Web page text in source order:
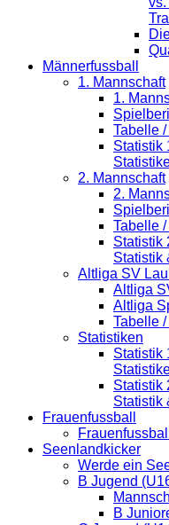
Männerfussball
1. Mannschaft
1.
Tabelle
Statistik
2. Mannschaft
2.
Tabelle
Statistik
Statistik
Altliga SV
Altliga
Altliga
Tabelle
Statistiken
Statistik
Statistik
Statistik
Frauenfussball
Seenlandkicker
Werde ein
B Jugend
B